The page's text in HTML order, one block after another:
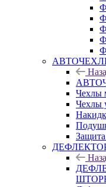
Чехлы
Чехлы